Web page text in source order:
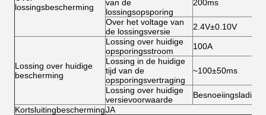
lossingsbescherming
van de
lossingsopsporing
200ms
Over het voltage van
de lossingsversie
2.4V±0.10V
Lossing over huidige
bescherming
Lossing over huidige
opsporingsstroom
100A
Lossing in de huidige
tijd van de
opsporingsvertraging
~100±50ms
Lossing over huidige
versievoorwaarde
Besnoeiingslading
KortsluitingbeschermingJA